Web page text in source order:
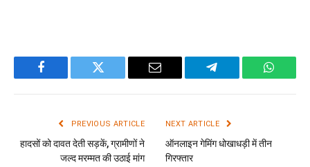
Facebook Twitter Email Telegram
PREVIOUS ARTICLE
हादसों को दावत देती सड़कें, ग्रामीणों ने
जल्द मरम्मत की उठाई मांग
NEXT ARTICLE
ऑनलाइन गेमिंग धोखाधड़ी में तीन
गिरफ्तार